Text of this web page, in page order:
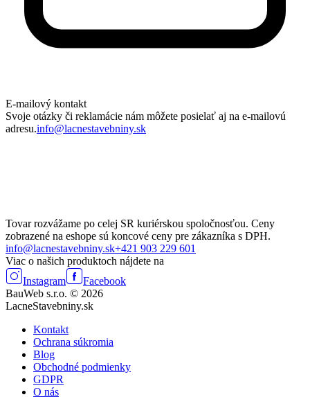
E-mailový kontakt
Svoje otázky či reklamácie nám môžete posielať aj na e-mailovú
adresu.info@lacnestavebniny.sk
Tovar rozvážame po celej SR kuriérskou spoločnosťou. Ceny
zobrazené na eshope sú koncové ceny pre zákazníka s DPH.
info@lacnestavebniny.sk+421 903 229 601
Viac o našich produktoch nájdete na
Instagram
Facebook
BauWeb s.r.o. © 2026
LacneStavebniny.sk
Kontakt
Ochrana súkromia
Blog
Obchodné podmienky
GDPR
O nás